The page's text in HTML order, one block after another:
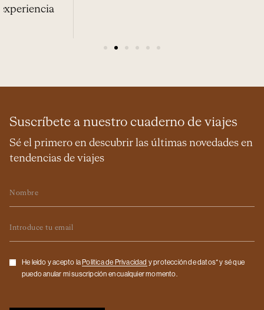
hasta rituales de bienestar inspirados en la
5
Suscríbete a nuestro cuaderno de viajes
Sé el primero en descubrir las últimas novedades en
tendencias de viajes
Checkbox
He leído y acepto la Politica de Privacidad y protección de datos* y sé que
puedo anular mi suscripción en cualquier momento.